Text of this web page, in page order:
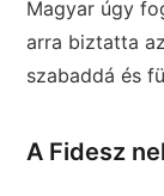
Magyar úgy
arra biztatta
szabaddá és
A Fidesz